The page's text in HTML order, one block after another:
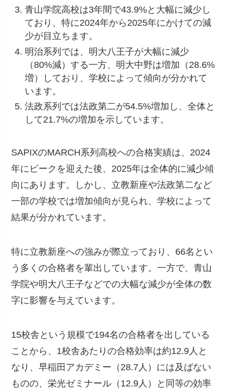
青山学院高校は3年間で43.9%と大幅に減少し
ており、特に2024年から2025年にかけての減
少が目立ちます。
明治系列では、明大八王子が大幅に減少
（80%減）する一方、明大中野は増加（28.6%
増）しており、学校によって傾向が分かれて
います。
法政系列では法政第二が54.5%増加し、全体と
して21.7%の増加を示しています。
SAPIXのMARCH系列高校への合格実績は、2024
年にピークを迎えた後、2025年は全体的に減少傾
向にあります。しかし、立教新座や法政第二など
一部の学校では増加傾向が見られ、学校によって
結果が分かれています。
特に立教新座への強みが際立っており、66名とい
う多くの合格者を輩出しています。一方で、青山
学院や明大八王子などでの大幅な減少が全体の数
字に影響を与えています。
15校舎という規模で194名の合格者を出している
ことから、1校舎あたりの合格効率は約12.9人と
なり、早稲田アカデミー（28.7人）には及ばない
ものの、栄光ゼミナール（12.9人）と同等の効率